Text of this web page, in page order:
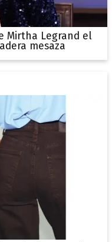
Mirtha Legrand el
mesaza